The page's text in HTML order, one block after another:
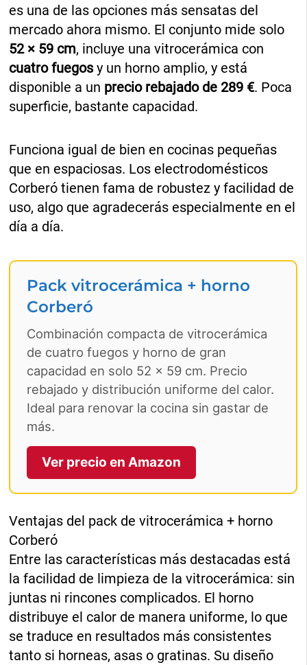
es una de las opciones más sensatas del
mercado ahora mismo. El conjunto mide solo
52 × 59 cm, incluye una vitrocerámica con
cuatro fuegosy un horno amplio, y está
disponible a un precio rebajado de 289 €. Poca
superficie, bastante capacidad.
Funciona igual de bien en cocinas pequeñas
que en espaciosas. Los electrodomésticos
Corberó tienen fama de robustez y facilidad de
uso, algo que agradecerás especialmente en el
día a día.
Pack vitrocerámica + horno
Corberó
Combinación compacta de vitrocerámica
de cuatro fuegos y horno de gran
capacidad en solo 52 × 59 cm. Precio
rebajado y distribución uniforme del calor.
Ideal para renovar la cocina sin gastar de
más.
Ver precio en Amazon
Ventajas del pack de vitrocerámica + horno
Corberó
Entre las características más destacadas está
la facilidad de limpieza de la vitrocerámica: sin
juntas ni rincones complicados. El horno
distribuye el calor de manera uniforme, lo que
se traduce en resultados más consistentes
tanto si horneas, asas o gratinas. Su diseño